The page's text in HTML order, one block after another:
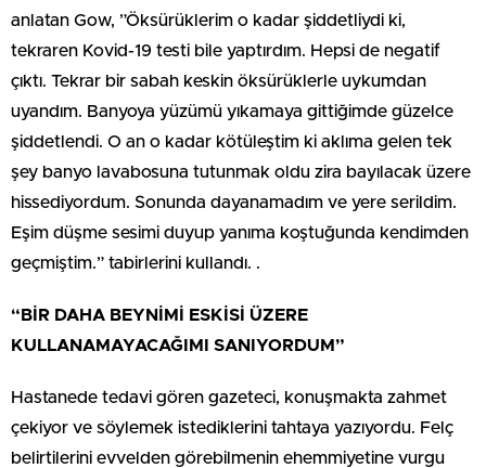
anlatan Gow, ”Öksürüklerim o kadar şiddetliydi ki,
tekraren Kovid-19 testi bile yaptırdım. Hepsi de negatif
çıktı. Tekrar bir sabah keskin öksürüklerle uykumdan
uyandım. Banyoya yüzümü yıkamaya gittiğimde güzelce
şiddetlendi. O an o kadar kötüleştim ki aklıma gelen tek
şey banyo lavabosuna tutunmak oldu zira bayılacak üzere
hissediyordum. Sonunda dayanamadım ve yere serildim.
Eşim düşme sesimi duyup yanıma koştuğunda kendimden
geçmiştim.” tabirlerini kullandı. .
“BİR DAHA BEYNİMİ ESKİSİ ÜZERE
KULLANAMAYACAĞIMI SANIYORDUM”
Hastanede tedavi gören gazeteci, konuşmakta zahmet
çekiyor ve söylemek istediklerini tahtaya yazıyordu. Felç
belirtilerini evvelden görebilmenin ehemmiyetine vurgu